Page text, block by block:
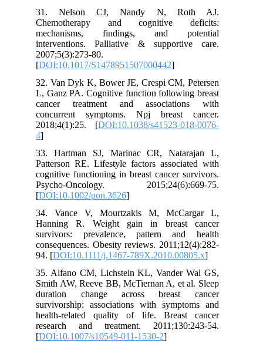
31. Nelson CJ, Nandy N, Roth AJ.
Chemotherapy and cognitive deficits:
mechanisms, findings, and potential
interventions. Palliative & supportive care.
2007;5(3):273-80.
[DOI:10.1017/S1478951507000442
32. Van Dyk K, Bower JE, Crespi CM, Petersen
L, Ganz PA. Cognitive function following breast
cancer treatment and associations with
concurrent symptoms. Npj breast cancer.
2018;4(1):25. [DOI:10.1038/s41523-018-0076-
4
33. Hartman SJ, Marinac CR, Natarajan L,
Patterson RE. Lifestyle factors associated with
cognitive functioning in breast cancer survivors.
Psycho‐Oncology. 2015;24(6):669-75.
[DOI:10.1002/pon.3626
34. Vance V, Mourtzakis M, McCargar L,
Hanning R. Weight gain in breast cancer
survivors: prevalence, pattern and health
consequences. Obesity reviews. 2011;12(4):282-
94. [DOI:10.1111/j.1467-789X.2010.00805.x
35. Alfano CM, Lichstein KL, Vander Wal GS,
Smith AW, Reeve BB, McTiernan A, et al. Sleep
duration change across breast cancer
survivorship: associations with symptoms and
health-related quality of life. Breast cancer
research and treatment. 2011;130:243-54.
[DOI:10.1007/s10549-011-1530-2